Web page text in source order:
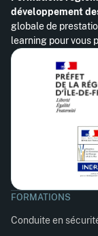
développement
globale de
learning pour vous
FORMATIONS
Conduite en